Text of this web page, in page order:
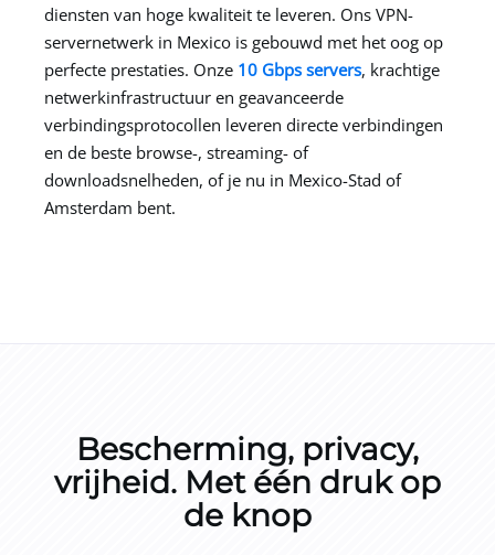
diensten van hoge kwaliteit te leveren. Ons VPN-
servernetwerk in Mexico is gebouwd met het oog op
perfecte prestaties. Onze 10 Gbps servers, krachtige
netwerkinfrastructuur en geavanceerde
verbindingsprotocollen leveren directe verbindingen
en de beste browse-, streaming- of
downloadsnelheden, of je nu in Mexico-Stad of
Amsterdam bent.
Bescherming, privacy,
vrijheid. Met één druk op
de knop